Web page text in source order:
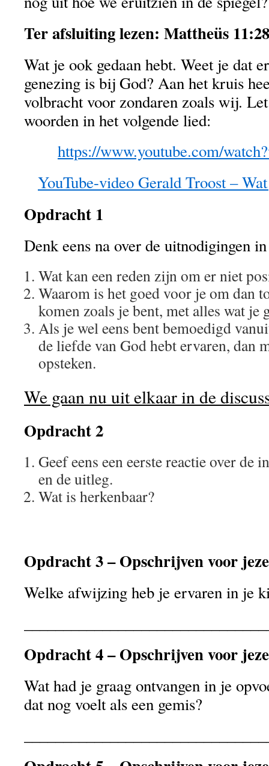
Ter afsluiting lezen: Mattheüs
Wat je ook gedaan hebt. Weet je dat
genezing is bij God? Aan het kruis
volbracht voor zondaren zoals wij.
woorden in het volgende lied:
https://www.youtube.com/
YouTube-video Gerald Troost –
Opdracht 1
Denk eens na over de uitnodigingen
Wat kan een reden zijn om er niet
Waarom is het goed voor je om dan
komen zoals je bent, met alles wat je
Als je wel eens bent bemoedigd
de liefde van God hebt ervaren, dan
opsteken.
We gaan nu uit elkaar in de
Opdracht 2
Geef eens een eerste reactie over de
en de uitleg.
Wat is herkenbaar?
Opdracht 3 – Opschrijven voor
Welke afwijzing heb je ervaren in je
Opdracht 4 – Opschrijven voor
Wat had je graag ontvangen in je
dat nog voelt als een gemis?